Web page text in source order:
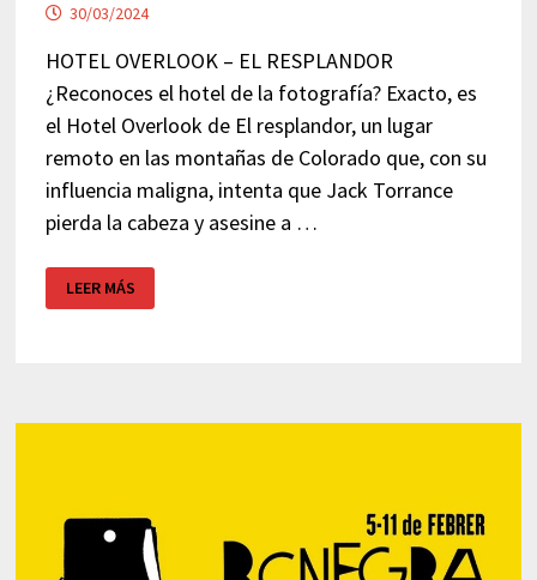
30/03/2024
HOTEL OVERLOOK – EL RESPLANDOR
¿Reconoces el hotel de la fotografía? Exacto, es
el Hotel Overlook de El resplandor, un lugar
remoto en las montañas de Colorado que, con su
influencia maligna, intenta que Jack Torrance
pierda la cabeza y asesine a …
¿ES
POSIBLE
ALOJARSE
RESPLANDOR?
LEER MÁS